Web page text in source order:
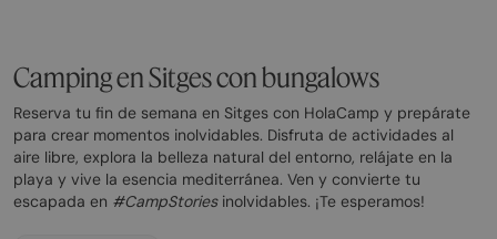
Camping en Sitges con bungalows
Reserva tu fin de semana en Sitges con HolaCamp y prepárate
para crear momentos inolvidables. Disfruta de actividades al
aire libre, explora la belleza natural del entorno, relájate en la
playa y vive la esencia mediterránea. Ven y convierte tu
escapada en #CampStoriesinolvidables. ¡Te esperamos!